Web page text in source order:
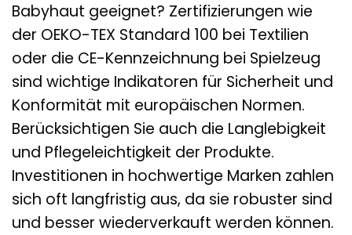
Babyhaut geeignet? Zertifizierungen wie
der OEKO-TEX Standard 100 bei Textilien
oder die CE-Kennzeichnung bei Spielzeug
sind wichtige Indikatoren für Sicherheit und
Konformität mit europäischen Normen.
Berücksichtigen Sie auch die Langlebigkeit
und Pflegeleichtigkeit der Produkte.
Investitionen in hochwertige Marken zahlen
sich oft langfristig aus, da sie robuster sind
und besser wiederverkauft werden können.